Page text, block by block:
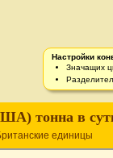
Настройки
Значащих
тонна в
единицы